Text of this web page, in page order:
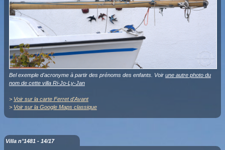
Bel exemple d'acronyme à partir des prénoms des enfants. Voir une autre photo du
nom de cette villa Ri-Jo-Ly-Jan
> Voir sur la carte Ferret d'Avant
> Voir sur la Google Maps classique
Villa n°1481 - 14/17